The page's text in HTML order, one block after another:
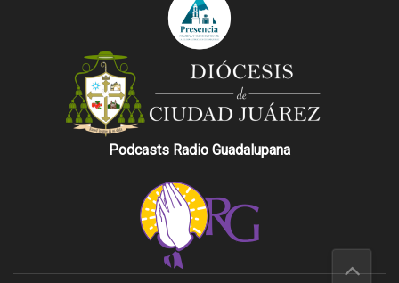
Podcasts Radio Guadalupana